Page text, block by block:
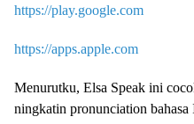
https://play.google.com
https://apps.apple.com
Menurutku, Elsa Speak ini
ningkatin pronunciation